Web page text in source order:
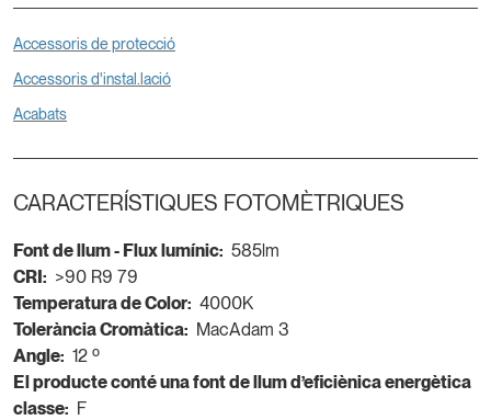
Accessoris de protecció
Accessoris d'instal.lació
Acabats
CARACTERÍSTIQUES FOTOMÈTRIQUES
Font de llum - Flux lumínic: 585lm
CRI: >90 R9 79
Temperatura de Color: 4000K
Tolerància Cromàtica: MacAdam 3
Angle: 12 º
El producte conté una font de llum d’eficiènica energètica
classe: F